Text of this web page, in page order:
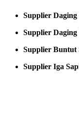
Supplier Daging
Supplier Daging
Supplier Buntut
Supplier Iga